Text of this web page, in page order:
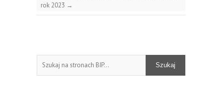
rok 2023 →
Szukaj